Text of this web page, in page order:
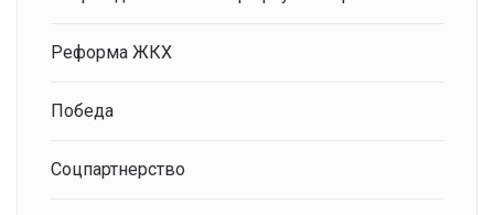
Реформа ЖКХ
Победа
Соцпартнерство